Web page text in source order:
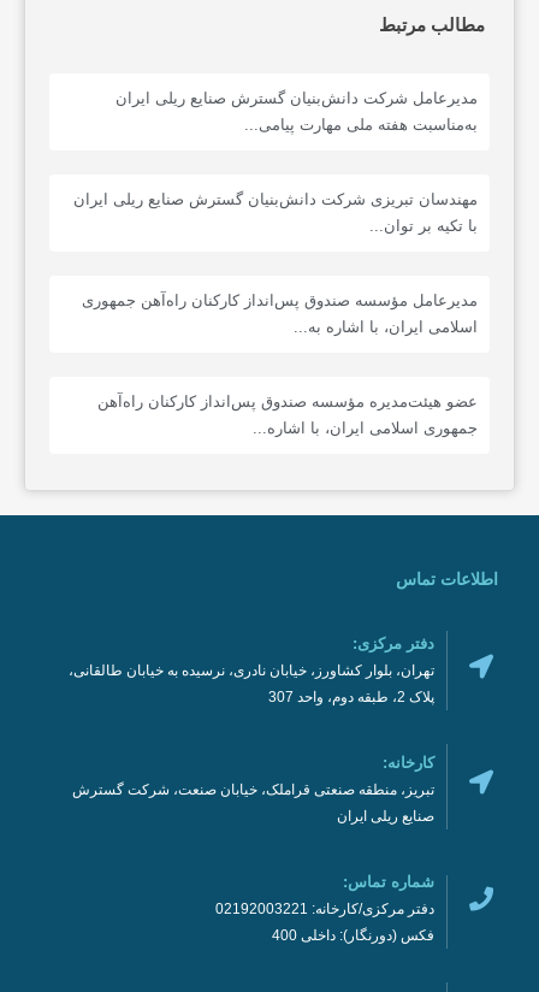
مطالب مرتبط
مدیرعامل شرکت دانش‌بنیان گسترش صنایع ریلی ایران
به‌مناسبت هفته ملی مهارت پیامی...
مهندسان تبریزی شرکت دانش‌بنیان گسترش صنایع ریلی ایران
با تکیه بر توان...
مدیرعامل مؤسسه صندوق پس‌انداز کارکنان راه‌آهن جمهوری
اسلامی ایران، با اشاره به...
عضو هیئت‌مدیره مؤسسه صندوق پس‌انداز کارکنان راه‌آهن
جمهوری اسلامی ایران، با اشاره...
اطلاعات تماس
دفتر مرکزی:
تهران، بلوار کشاورز، خیابان نادری، نرسیده به خیابان طالقانی،
پلاک 2، طبقه دوم، واحد 307
کارخانه:
تبریز، منطقه صنعتی قراملک، خیابان صنعت، شرکت گسترش
صنایع ریلی ایران
شماره تماس:
دفتر مرکزی/کارخانه: 02192003221
فکس (دورنگار): داخلی 400